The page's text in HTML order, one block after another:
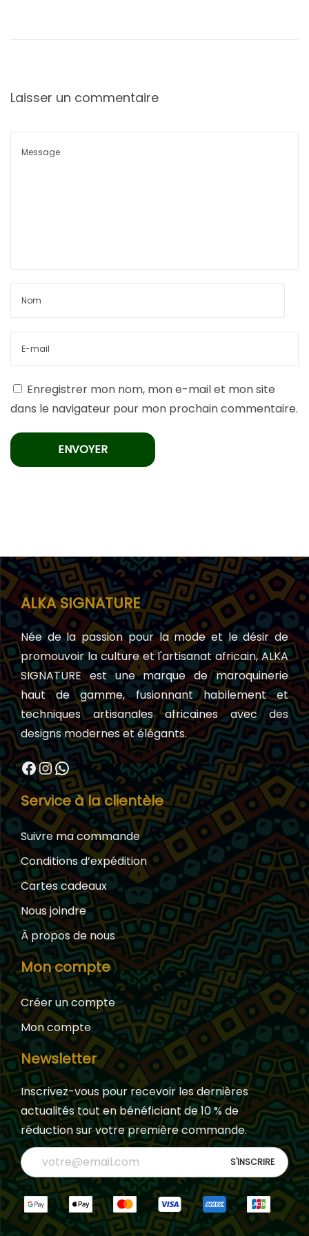
Laisser un commentaire
Enregistrer mon nom, mon e-mail et mon site
dans le navigateur pour mon prochain commentaire.
ALKA SIGNATURE
Née de la passion pour la mode et le désir de
promouvoir la culture et l'artisanat africain, ALKA
SIGNATURE est une marque de maroquinerie
haut de gamme, fusionnant habilement et
techniques artisanales africaines avec des
designs modernes et élégants.
Facebook InstagramWhatsApp
Service à la clientèle
Suivre ma commande
Conditions d’expédition
Cartes cadeaux
Nous joindre
À propos de nous
Mon compte
Créer un compte
Mon compte
Newsletter
Inscrivez-vous pour recevoir les dernières
actualités tout en bénéficiant de 10 % de
réduction sur votre première commande.